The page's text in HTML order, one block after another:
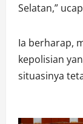
Selatan,”
Ia berharap,
kepolisian
situasinya